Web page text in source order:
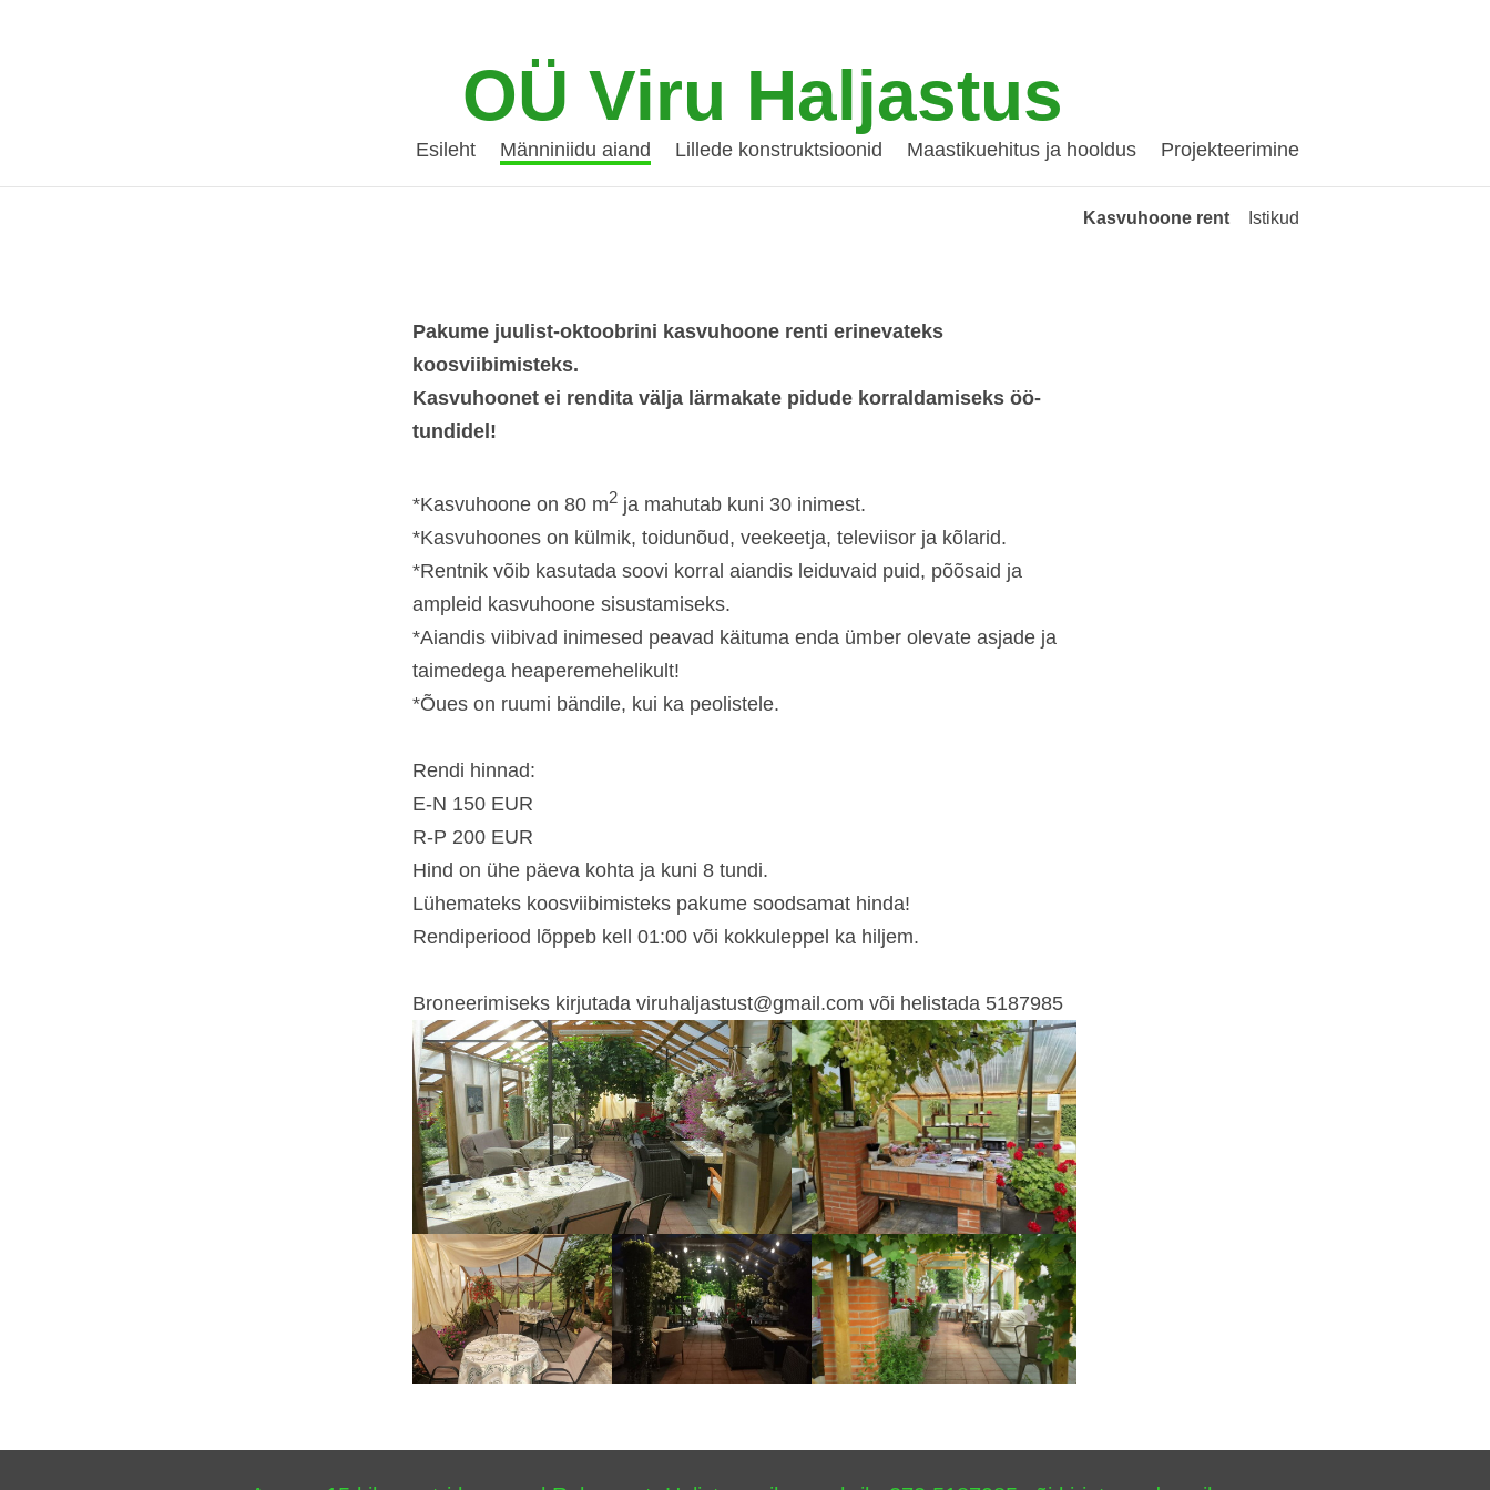
OÜ Viru Haljastus
Esileht Männiniidu aiand Lillede konstruktsioonid Maastikuehitus ja hooldus Projekteerimine
Kasvuhoone rent Istikud
Pakume juulist-oktoobrini kasvuhoone renti erinevateks
koosviibimisteks.
Kasvuhoonet ei rendita välja lärmakate pidude korraldamiseks öö-
tundidel!
*Kasvuhoone on 80 m2 ja mahutab kuni 30 inimest.
*Kasvuhoones on külmik, toidunõud, veekeetja, televiisor ja kõlarid.
*Rentnik võib kasutada soovi korral aiandis leiduvaid puid, põõsaid ja
ampleid kasvuhoone sisustamiseks.
*Aiandis viibivad inimesed peavad käituma enda ümber olevate asjade ja
taimedega heaperemehelikult!
*Õues on ruumi bändile, kui ka peolistele.
Rendi hinnad:
E-N 150 EUR
R-P 200 EUR
Hind on ühe päeva kohta ja kuni 8 tundi.
Lühemateks koosviibimisteks pakume soodsamat hinda!
Rendiperiood lõppeb kell 01:00 või kokkuleppel ka hiljem.
Broneerimiseks kirjutada viruhaljastust@gmail.com või helistada 5187985